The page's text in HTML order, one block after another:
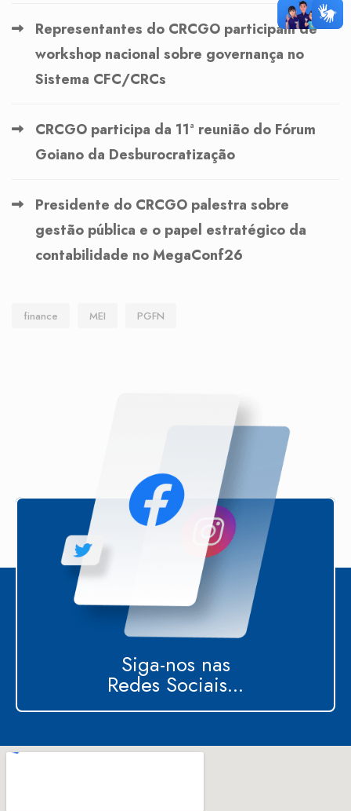
Representantes do CRCGO participam de
workshop nacional sobre governança no
Sistema CFC/CRCs
CRCGO participa da 11ª reunião do Fórum
Goiano da Desburocratização
Presidente do CRCGO palestra sobre
gestão pública e o papel estratégico da
contabilidade no MegaConf26
finance MEI PGFN
Siga-nos nas
Redes Sociais...